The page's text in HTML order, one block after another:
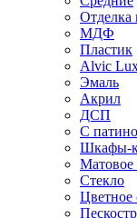
Отделка
МДФ
Пластик
Alvic
Эмаль
Акрил
ДСП
С
Шкафы-
Матовое
Стекло
Цветное